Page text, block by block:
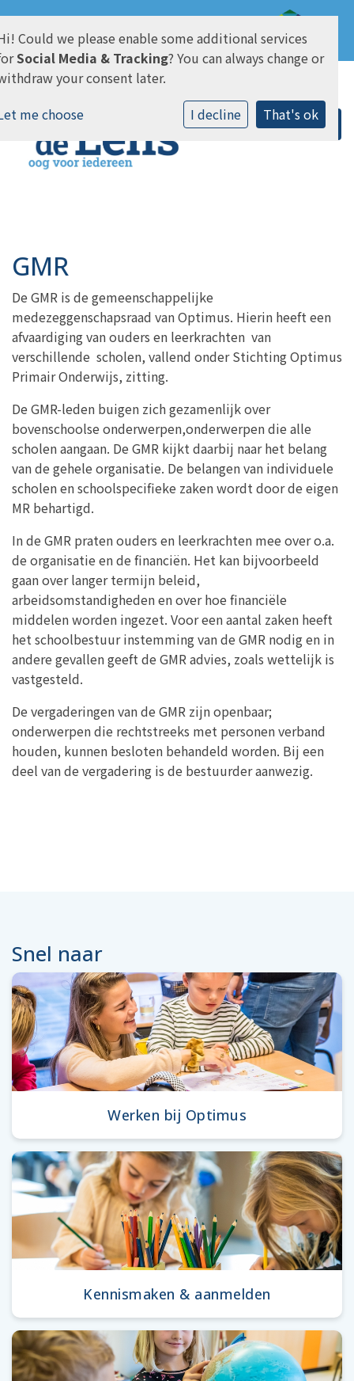
AVG & Privacy
GMR
De GMR is de gemeenschappelijke
medezeggenschapsraad van Optimus. Hierin heeft een
afvaardiging van ouders en leerkrachten van
verschillende scholen, vallend onder Stichting Optimus
Primair Onderwijs, zitting.
De GMR-leden buigen zich gezamenlijk over
bovenschoolse onderwerpen,onderwerpen die alle
scholen aangaan. De GMR kijkt daarbij naar het belang
van de gehele organisatie. De belangen van individuele
scholen en schoolspecifieke zaken wordt door de eigen
MR behartigd.
In de GMR praten ouders en leerkrachten mee over o.a.
de organisatie en de financiën. Het kan bijvoorbeeld
gaan over langer termijn beleid,
arbeidsomstandigheden en over hoe financiële
middelen worden ingezet. Voor een aantal zaken heeft
het schoolbestuur instemming van de GMR nodig en in
andere gevallen geeft de GMR advies, zoals wettelijk is
vastgesteld.
De vergaderingen van de GMR zijn openbaar;
onderwerpen die rechtstreeks met personen verband
houden, kunnen besloten behandeld worden. Bij een
deel van de vergadering is de bestuurder aanwezig.
Snel naar
Werken bij Optimus
Kennismaken & aanmelden
Could we please enable some additional services
Social Media & Tracking? You can always change or
your consent later.
me choose
I decline That's ok